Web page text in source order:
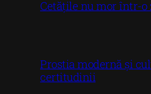
Cetățile nu mor într-o
Prostia modernă și
certitudinii